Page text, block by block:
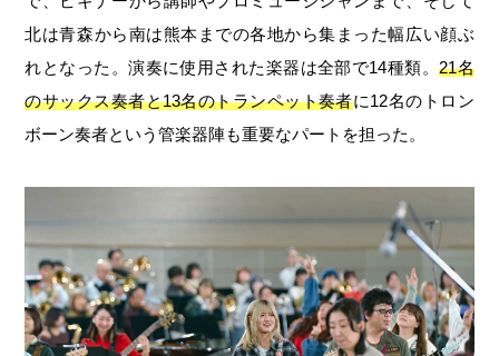
北は青森から南は熊本までの各地から集まった幅広い顔ぶ
れとなった。演奏に使用された楽器は全部で14種類。21名
のサックス奏者と13名のトランペット奏者に12名のトロン
ボーン奏者という管楽器陣も重要なパートを担った。